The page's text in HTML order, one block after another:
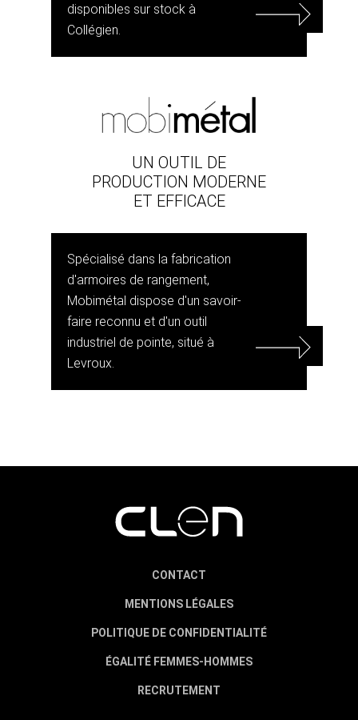
disponibles sur stock à
Collégien.
UN OUTIL DE
PRODUCTION MODERNE
ET EFFICACE
Spécialisé dans la fabrication
d'armoires de rangement,
Mobimétal dispose d'un savoir-
faire reconnu et d'un outil
industriel de pointe, situé à
Levroux.
CONTACT
MENTIONS LÉGALES
POLITIQUE DE CONFIDENTIALITÉ
ÉGALITÉ FEMMES-HOMMES
RECRUTEMENT